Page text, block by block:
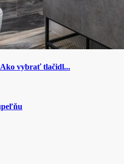
Ako vybrať tlačidl...